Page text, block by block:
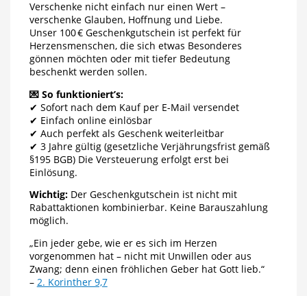
Verschenke nicht einfach nur einen Wert –
verschenke Glauben, Hoffnung und Liebe.
Unser 100 € Geschenkgutschein ist perfekt für
Herzensmenschen, die sich etwas Besonderes
gönnen möchten oder mit tiefer Bedeutung
beschenkt werden sollen.
💌 So funktioniert’s:
✔ Sofort nach dem Kauf per E-Mail versendet
✔ Einfach online einlösbar
✔ Auch perfekt als Geschenk weiterleitbar
✔ 3 Jahre gültig (gesetzliche Verjährungsfrist gemäß
§195 BGB) Die Versteuerung erfolgt erst bei
Einlösung.
Wichtig:Der Geschenkgutschein ist nicht mit
Rabattaktionen kombinierbar. Keine Barauszahlung
möglich.
„Ein jeder gebe, wie er es sich im Herzen
vorgenommen hat – nicht mit Unwillen oder aus
Zwang; denn einen fröhlichen Geber hat Gott lieb.“
– 2. Korinther 9,7